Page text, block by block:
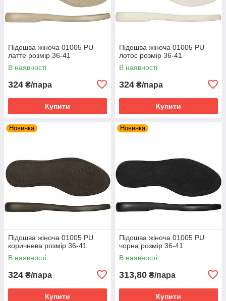
Підошва жіноча 01005 PU
латте розмір 36-41
В наявності
324 ₴/пара
Купити
Підошва жіноча 01005 PU
лотос розмір 36-41
В наявності
324 ₴/пара
Купити
Новинка
Підошва жіноча 01005 PU
коричнева розмір 36-41
В наявності
324 ₴/пара
Купити
Новинка
Підошва жіноча 01005 PU
чорна розмір 36-41
В наявності
313,80 ₴/пара
Купити